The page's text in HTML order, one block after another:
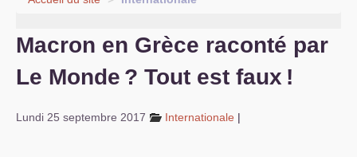
Comprendre...
Macron en Grèce raconté par
Le Monde ? Tout est faux !
Lundi 25 septembre 2017 Internationale |